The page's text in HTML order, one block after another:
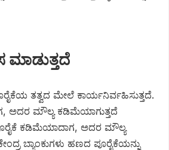
ತತ್ವದ ಮೇಲೆ ಕಾರ್ಯನಿರ್ವಹಿಸುತ್ತದೆ.
ಅದರ ಮೌಲ್ಯ ಕಡಿಮೆಯಾಗುತ್ತದೆ
ಕಡಿಮೆಯಾದಾಗ, ಅದರ ಮೌಲ್ಯ
ಬ್ಯಾಂಕುಗಳು ಹಣದ ಪೂರೈಕೆಯನ್ನು